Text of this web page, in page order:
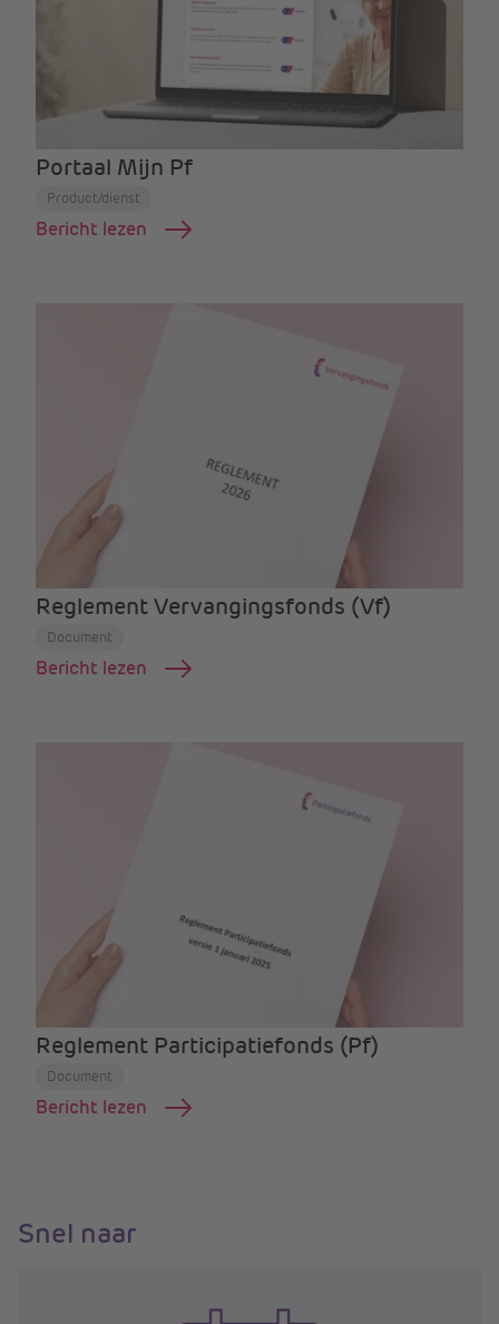
Portaal Mijn Pf
Product/dienst
Bericht lezen
Reglement Vervangingsfonds (Vf)
Document
Bericht lezen
Reglement Participatiefonds (Pf)
Document
Bericht lezen
Snel naar